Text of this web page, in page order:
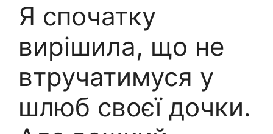
Я спочатку
вирішила, що не
втручатимуся у
шлюб своєї дочки.